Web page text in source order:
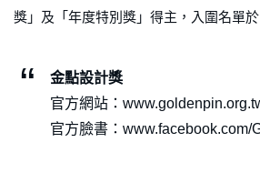
獎」及「年度特別獎」得主，入圍名單
金點設計獎
官方網站：
官方臉書：www.facebook.com/